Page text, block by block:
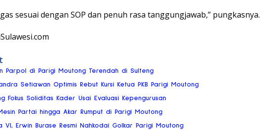
sesuai dengan SOP dan penuh rasa tanggungjawab,” pungkasnya.
Parpol di Parigi Moutong Terendah di Sulteng
Setiawan Optimis Rebut Kursi Ketua PKB Parigi Moutong
Fokus Soliditas Kader Usai Evaluasi Kepengurusan
Partai hingga Akar Rumput di Parigi Moutong
VI, Erwin Burase Resmi Nahkodai Golkar Parigi Moutong